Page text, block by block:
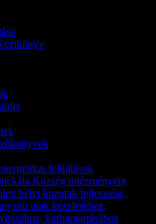
felújítások
Község intézményein
helyi közutak fejlesztése,
utak kezeléséhez,
karbantartásához